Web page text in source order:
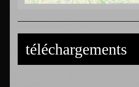
téléchargements